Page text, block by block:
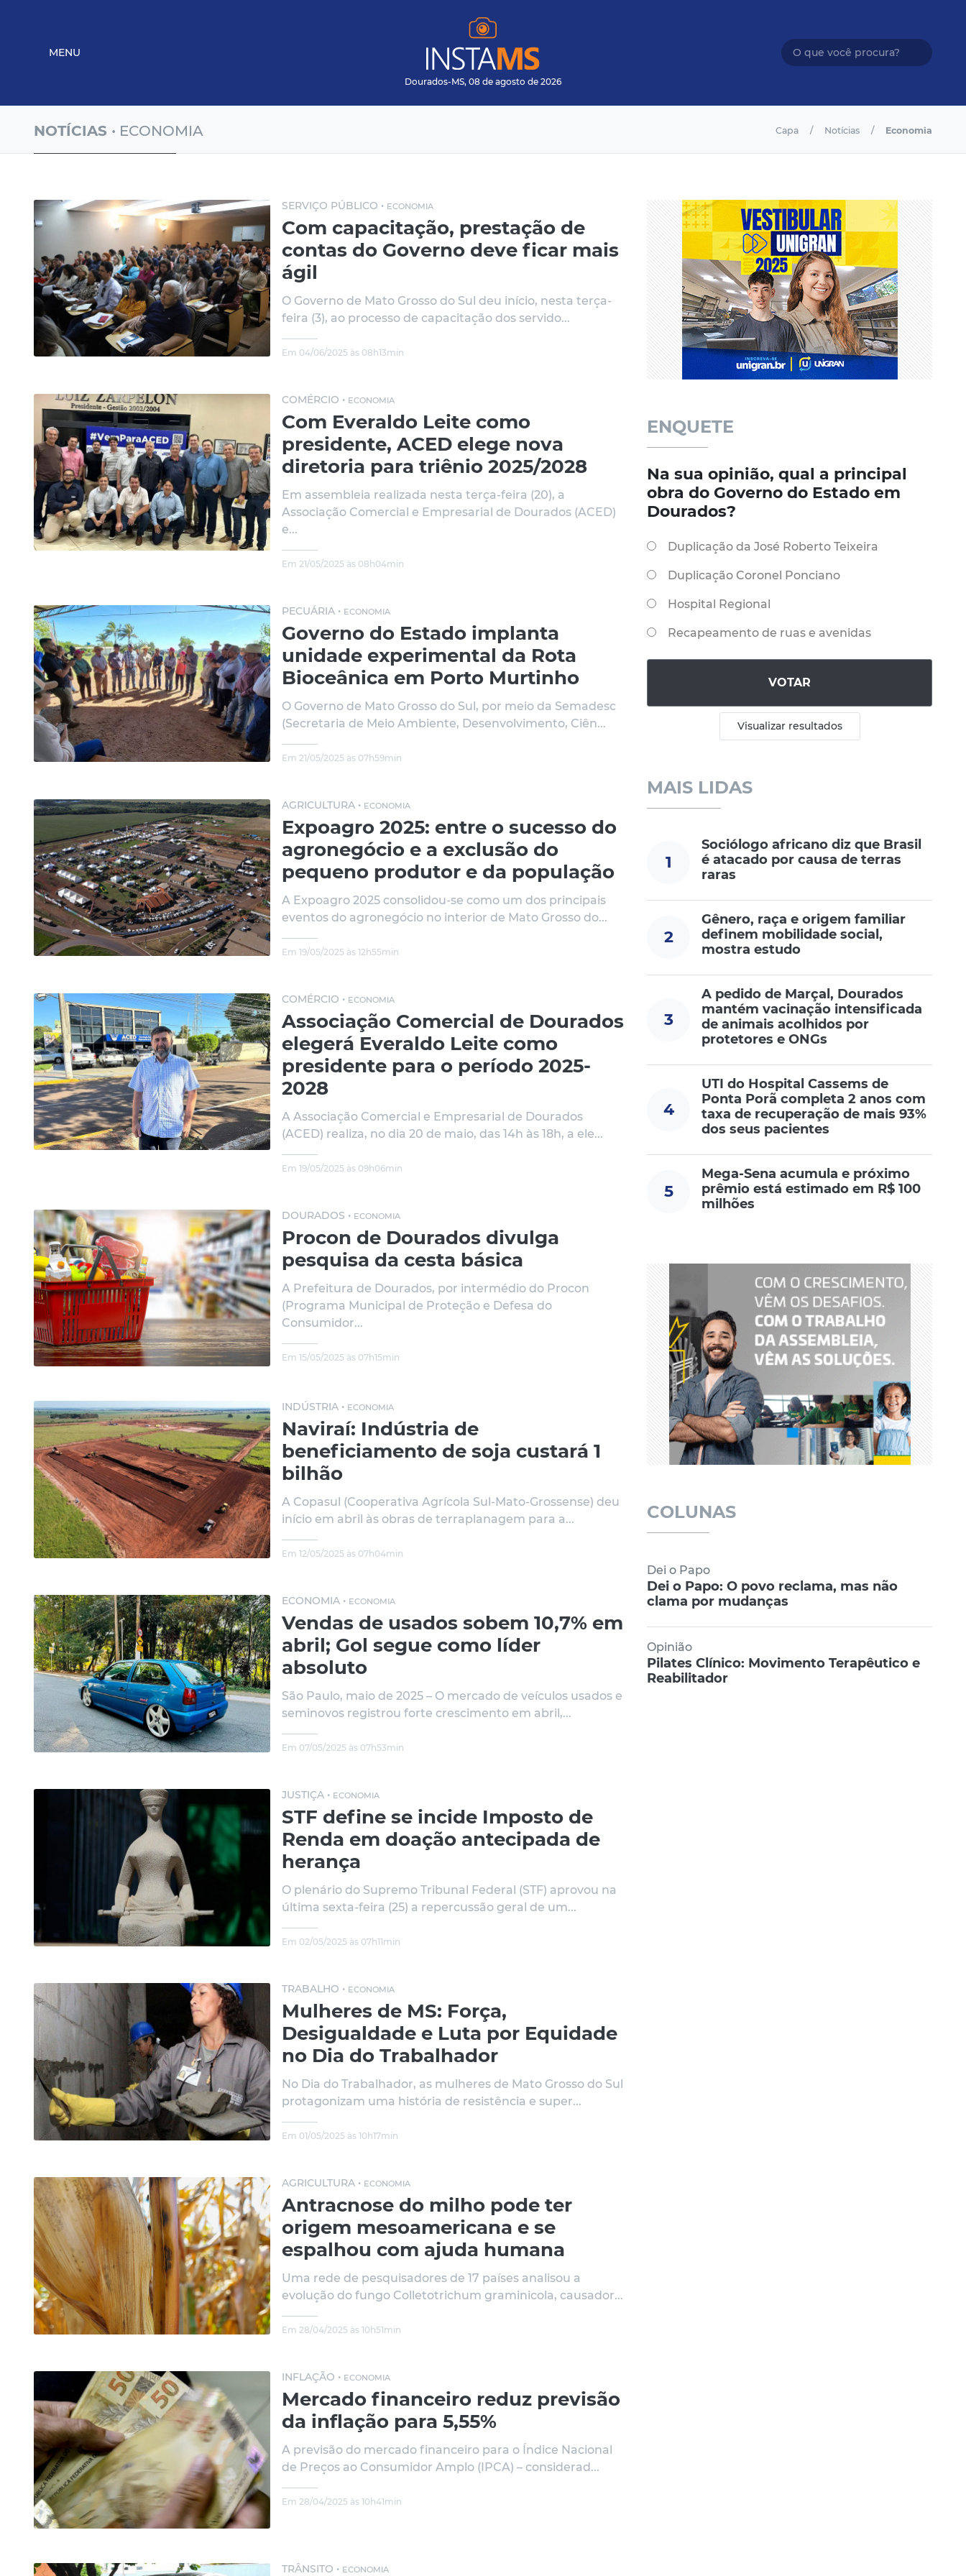
MENU
Dourados-MS, 08 de agosto de 2026
NOTÍCIAS • ECONOMIA Capa Notícias Economia
SERVIÇO PÚBLICO • ECONOMIA
Com capacitação, prestação de
contas do Governo deve ficar mais
ágil
O Governo de Mato Grosso do Sul deu início, nesta terça-
feira (3), ao processo de capacitação dos servido...
Em 04/06/2025 às 08h13min
COMÉRCIO • ECONOMIA
Com Everaldo Leite como
presidente, ACED elege nova
diretoria para triênio 2025/2028
Em assembleia realizada nesta terça-feira (20), a
Associação Comercial e Empresarial de Dourados (ACED)
e...
Em 21/05/2025 às 08h04min
PECUÁRIA • ECONOMIA
Governo do Estado implanta
unidade experimental da Rota
Bioceânica em Porto Murtinho
O Governo de Mato Grosso do Sul, por meio da Semadesc
(Secretaria de Meio Ambiente, Desenvolvimento, Ciên...
Em 21/05/2025 às 07h59min
AGRICULTURA • ECONOMIA
Expoagro 2025: entre o sucesso do
agronegócio e a exclusão do
pequeno produtor e da população
A Expoagro 2025 consolidou-se como um dos principais
eventos do agronegócio no interior de Mato Grosso do...
Em 19/05/2025 às 12h55min
COMÉRCIO • ECONOMIA
Associação Comercial de Dourados
elegerá Everaldo Leite como
presidente para o período 2025-
2028
A Associação Comercial e Empresarial de Dourados
(ACED) realiza, no dia 20 de maio, das 14h às 18h, a ele...
Em 19/05/2025 às 09h06min
DOURADOS • ECONOMIA
Procon de Dourados divulga
pesquisa da cesta básica
A Prefeitura de Dourados, por intermédio do Procon
(Programa Municipal de Proteção e Defesa do
Consumidor...
Em 15/05/2025 às 07h15min
INDÚSTRIA • ECONOMIA
Naviraí: Indústria de
beneficiamento de soja custará 1
bilhão
A Copasul (Cooperativa Agrícola Sul-Mato-Grossense) deu
início em abril às obras de terraplanagem para a...
Em 12/05/2025 às 07h04min
ECONOMIA • ECONOMIA
Vendas de usados sobem 10,7% em
abril; Gol segue como líder
absoluto
São Paulo, maio de 2025 – O mercado de veículos usados e
seminovos registrou forte crescimento em abril,...
Em 07/05/2025 às 07h53min
JUSTIÇA • ECONOMIA
STF define se incide Imposto de
Renda em doação antecipada de
herança
O plenário do Supremo Tribunal Federal (STF) aprovou na
última sexta-feira (25) a repercussão geral de um...
Em 02/05/2025 às 07h11min
TRABALHO • ECONOMIA
Mulheres de MS: Força,
Desigualdade e Luta por Equidade
no Dia do Trabalhador
No Dia do Trabalhador, as mulheres de Mato Grosso do Sul
protagonizam uma história de resistência e super...
Em 01/05/2025 às 10h17min
AGRICULTURA • ECONOMIA
Antracnose do milho pode ter
origem mesoamericana e se
espalhou com ajuda humana
Uma rede de pesquisadores de 17 países analisou a
evolução do fungo Colletotrichum graminicola, causador...
Em 28/04/2025 às 10h51min
INFLAÇÃO • ECONOMIA
Mercado financeiro reduz previsão
da inflação para 5,55%
A previsão do mercado financeiro para o Índice Nacional
de Preços ao Consumidor Amplo (IPCA) – considerad...
Em 28/04/2025 às 10h41min
TRÂNSITO • ECONOMIA
ENQUETE
Na sua opinião, qual a principal
obra do Governo do Estado em
Dourados?
Duplicação da José Roberto Teixeira
Duplicação Coronel Ponciano
Hospital Regional
Recapeamento de ruas e avenidas
VOTAR
Visualizar resultados
MAIS LIDAS
1
Sociólogo africano diz que Brasil
é atacado por causa de terras
raras
2
Gênero, raça e origem familiar
definem mobilidade social,
mostra estudo
3
A pedido de Marçal, Dourados
mantém vacinação intensificada
de animais acolhidos por
protetores e ONGs
4
UTI do Hospital Cassems de
Ponta Porã completa 2 anos com
taxa de recuperação de mais 93%
dos seus pacientes
5
Mega-Sena acumula e próximo
prêmio está estimado em R$ 100
milhões
COLUNAS
Dei o Papo
Dei o Papo: O povo reclama, mas não
clama por mudanças
Opinião
Pilates Clínico: Movimento Terapêutico e
Reabilitador